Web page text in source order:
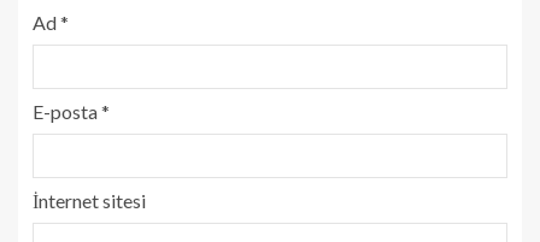
Ad*
E-posta*
İnternet sitesi